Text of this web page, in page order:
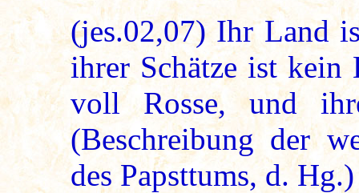
(jes.02,07) Ihr Land
ihrer Schätze ist kein
voll Rosse, und
(Beschreibung der
des Papsttums, d. Hg.)